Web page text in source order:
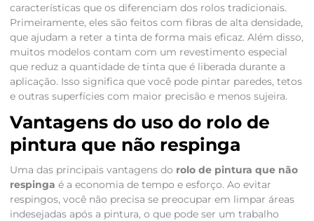
características que os diferenciam dos rolos tradicionais.
Primeiramente, eles são feitos com fibras de alta densidade,
que ajudam a reter a tinta de forma mais eficaz. Além disso,
muitos modelos contam com um revestimento especial
que reduz a quantidade de tinta que é liberada durante a
aplicação. Isso significa que você pode pintar paredes, tetos
e outras superfícies com maior precisão e menos sujeira.
Vantagens do uso do rolo de
pintura que não respinga
Uma das principais vantagens do rolo de pintura que não
respinga é a economia de tempo e esforço. Ao evitar
respingos, você não precisa se preocupar em limpar áreas
indesejadas após a pintura, o que pode ser um trabalho